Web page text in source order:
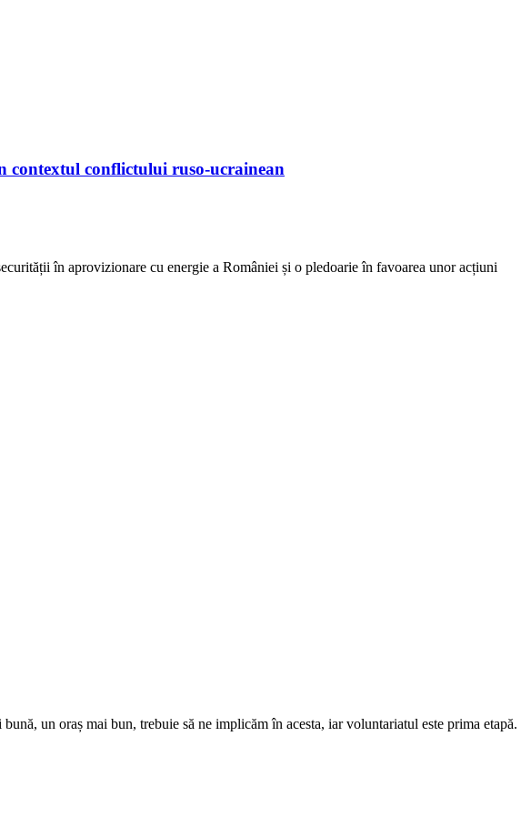
contextul conflictului ruso-ucrainean
în aprovizionare cu energie a României și o pledoarie în favoarea unor acțiuni
un oraș mai bun, trebuie să ne implicăm în acesta, iar voluntariatul este prima etapă.